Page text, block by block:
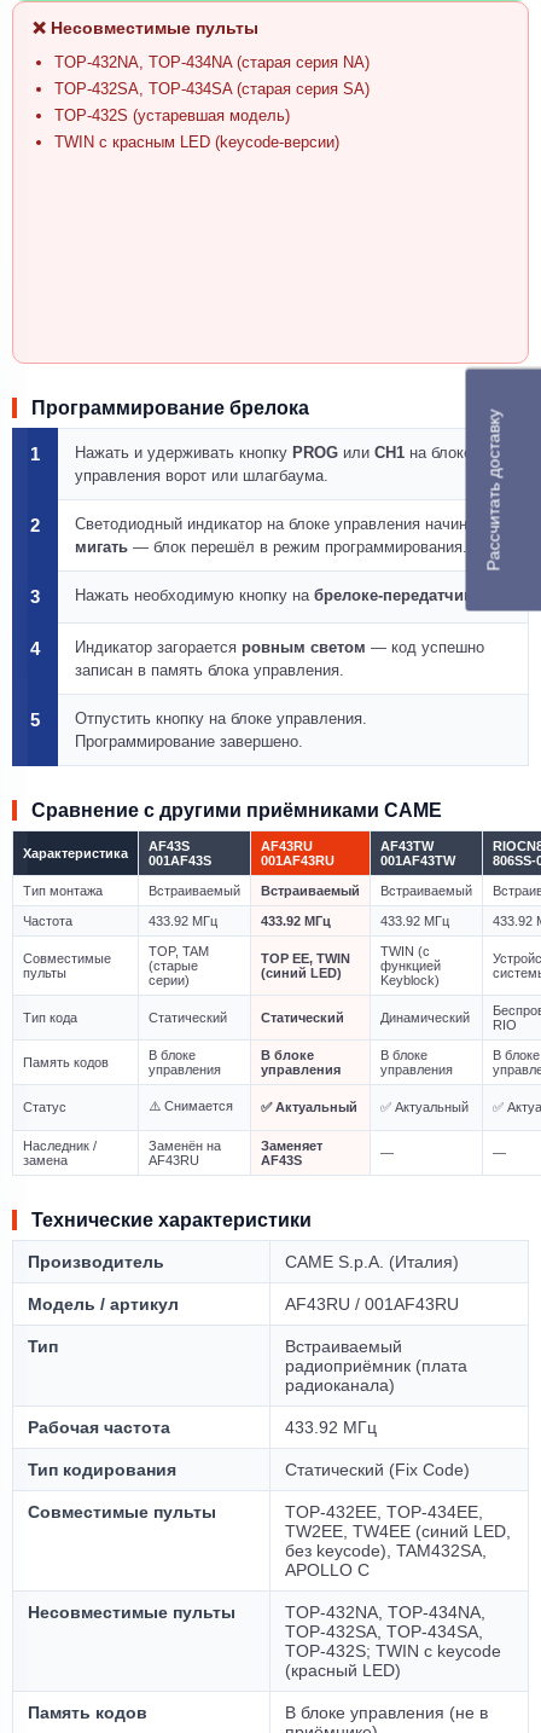
❌ Несовместимые пульты
TOP-432NA, TOP-434NA (старая серия NA)
TOP-432SA, TOP-434SA (старая серия SA)
TOP-432S (устаревшая модель)
TWIN с красным LED (keycode-версии)
Программирование брелока
1 Нажать и удерживать кнопку PROG или СН1 на блоке
управления ворот или шлагбаума.
2
Светодиодный индикатор на блоке управления начинает
мигать — блок перешёл в режим программирования.
3 Нажать необходимую кнопку на брелоке-передатчике
4 Индикатор загорается ровным светом — код успешно
записан в память блока управления.
5
Отпустить кнопку на блоке управления.
Программирование завершено.
Сравнение с другими приёмниками CAME
Характеристика
AF43S
001AF43S
AF43RU
001AF43RU
AF43TW
001AF43TW
806SS-
Тип монтажа Встраиваемый Встраиваемый Встраиваемый
Частота 433.92 МГц 433.92 МГц 433.92 МГц 433.92
Совместимые
пульты
TOP, TAM
(старые
серии)
TOP EE, TWIN
(синий LED)
TWIN (с
функцией
Keyblock)
Тип кода Статический Статический Динамический
RIO
Память кодов
В блоке
управления
В блоке
управления
В блоке
управления
В блоке
Статус ⚠️ Снимается ✅ Актуальный ✅ Актуальный ✅
Наследник /
замена
Заменён на
AF43RU
Заменяет
AF43S
— —
Технические характеристики
Производитель CAME S.p.A. (Италия)
Модель / артикул AF43RU / 001AF43RU
Тип
Встраиваемый
радиоприёмник (плата
радиоканала)
Рабочая частота 433.92 МГц
Тип кодирования Статический (Fix Code)
Совместимые пульты
TOP-432EE, TOP-434EE,
TW2EE, TW4EE (синий LED,
без keycode), TAM432SA,
APOLLO C
Несовместимые пульты
TOP-432NA, TOP-434NA,
TOP-432SA, TOP-434SA,
TOP-432S; TWIN с keycode
(красный LED)
Память кодов
В блоке управления (не в
Рассчитать доставку